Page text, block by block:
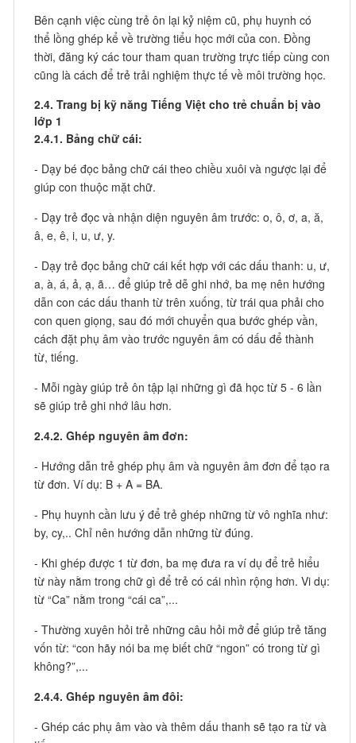
Bên cạnh việc cùng trẻ ôn lại kỷ niệm cũ, phụ huynh có
thể lồng ghép kể về trường tiểu học mới của con. Đồng
thời, đăng ký các tour tham quan trường trực tiếp cùng con
cũng là cách để trẻ trải nghiệm thực tế về môi trường học.
2.4. Trang bị kỹ năng Tiếng Việt cho trẻ chuẩn bị vào
lớp 1
2.4.1. Bảng chữ cái:
- Dạy bé đọc bảng chữ cái theo chiều xuôi và ngược lại để
giúp con thuộc mặt chữ.
- Dạy trẻ đọc và nhận diện nguyên âm trước: o, ô, ơ, a, ă,
â, e, ê, i, u, ư, y.
- Dạy trẻ đọc bảng chữ cái kết hợp với các dấu thanh: u, ư,
a, à, á, ả, ạ, ã… để giúp trẻ dễ ghi nhớ, ba mẹ nên hướng
dẫn con các dấu thanh từ trên xuống, từ trái qua phải cho
con quen giọng, sau đó mới chuyển qua bước ghép vần,
cách đặt phụ âm vào trước nguyên âm có dấu để thành
từ, tiếng.
- Mỗi ngày giúp trẻ ôn tập lại những gì đã học từ 5 - 6 lần
sẽ giúp trẻ ghi nhớ lâu hơn.
2.4.2. Ghép nguyên âm đơn:
- Hướng dẫn trẻ ghép phụ âm và nguyên âm đơn để tạo ra
từ đơn. Ví dụ: B + A = BA.
- Phụ huynh cần lưu ý để trẻ ghép những từ vô nghĩa như:
by, cy,.. Chỉ nên hướng dẫn những từ đúng.
- Khi ghép được 1 từ đơn, ba mẹ đưa ra ví dụ để trẻ hiểu
từ này nằm trong chữ gì để trẻ có cái nhìn rộng hơn. Vi dụ:
từ “Ca” nằm trong “cái ca”,...
- Thường xuyên hỏi trẻ những câu hỏi mở để giúp trẻ tăng
vốn từ: “con hãy nói ba mẹ biết chữ “ngon” có trong từ gì
không?”,...
2.4.4. Ghép nguyên âm đôi:
- Ghép các phụ âm vào và thêm dấu thanh sẽ tạo ra từ và